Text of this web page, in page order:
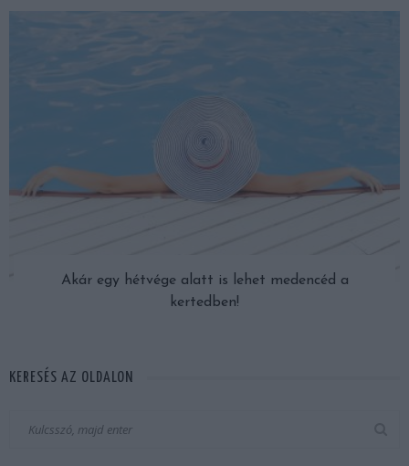
Akár egy hétvége alatt is lehet medencéd a
kertedben!
KERESÉS AZ OLDALON